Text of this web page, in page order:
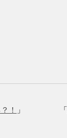
「
！ 」